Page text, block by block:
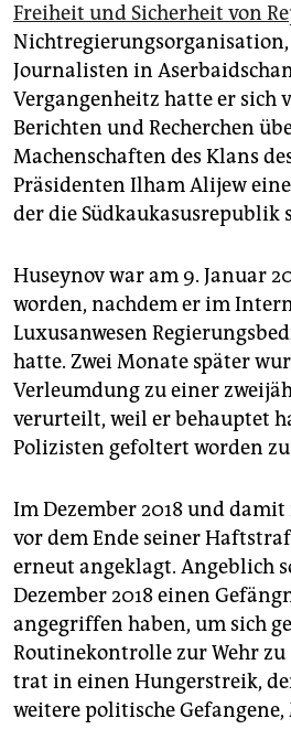
Freiheit und Sicherheit von
Journalisten in
Vergangenheitz hatte er sich
Berichten und Recherchen
Machenschaften des Klans
Präsidenten Ilham Alijew
der die Südkaukasusrepublik
Huseynov war am 9. Januar
worden, nachdem er im
Luxusanwesen
hatte. Zwei Monate später
Verleumdung zu einer
verurteilt, weil er behauptet
Polizisten gefoltert worden
Im Dezember 2018 und
vor dem Ende seiner
erneut angeklagt. Angeblich
Dezember 2018 einen
angegriffen haben, um sich
Routinekontrolle zur Wehr zu
trat in einen Hungerstreik,
weitere politische